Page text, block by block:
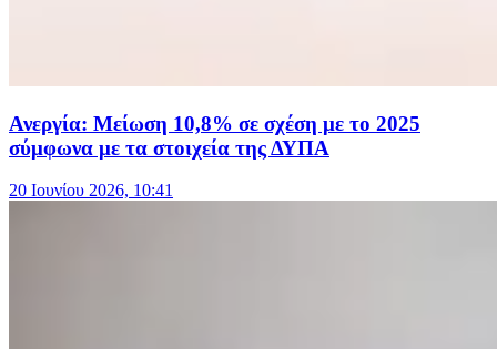
Ανεργία: Μείωση 10,8% σε σχέση με το 2025
σύμφωνα με τα στοιχεία της ΔΥΠΑ
20 Ιουνίου 2026, 10:41